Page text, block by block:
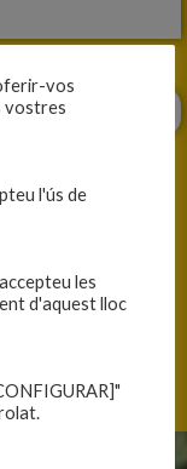
FEINA FETA
vos
vostres
l'ús de
les
d'aquest lloc